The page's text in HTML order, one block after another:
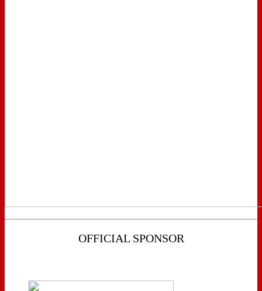
OFFICIAL SPONSOR